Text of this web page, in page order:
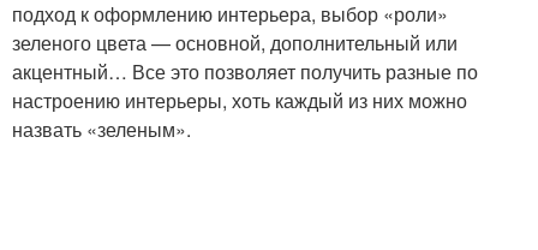
подход к оформлению интерьера, выбор «роли»
зеленого цвета — основной, дополнительный или
акцентный… Все это позволяет получить разные по
настроению интерьеры, хоть каждый из них можно
назвать «зеленым».